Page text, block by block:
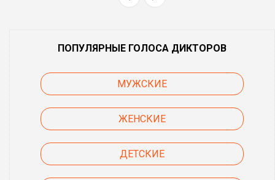
ПОПУЛЯРНЫЕ ГОЛОСА ДИКТОРОВ
МУЖСКИЕ
ЖЕНСКИЕ
ДЕТСКИЕ